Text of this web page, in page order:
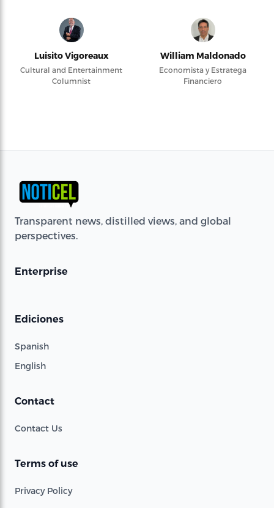
Luisito Vigoreaux
Cultural and Entertainment
Columnist
William Maldonado
Economista y Estratega
Financiero
Transparent news, distilled views, and global
perspectives.
Enterprise
Ediciones
Spanish
English
Contact
Contact Us
Terms of use
Privacy Policy